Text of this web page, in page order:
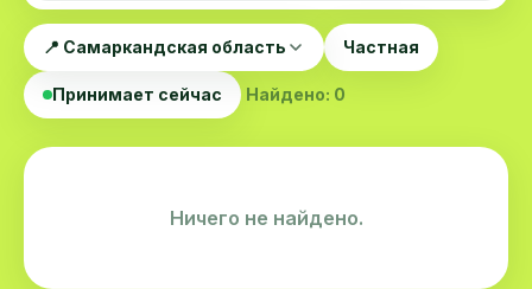
📍 Самаркандская область Частная
Принимает сейчас Найдено: 0
Ничего не найдено.